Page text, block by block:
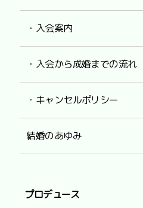
・入会案内
・入会から成婚までの流れ
・キャンセルポリシー
結婚のあゆみ
プロデュース